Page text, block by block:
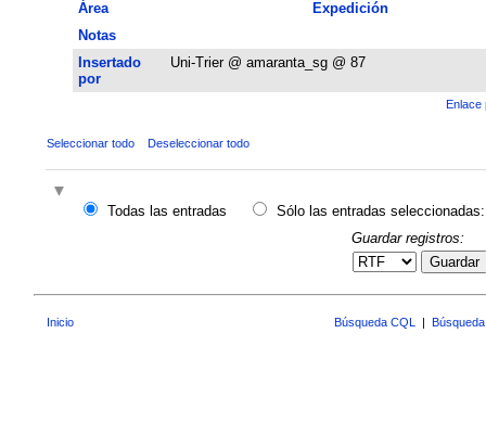
Área
Expedición
Notas
Insertado
por
Uni-Trier @ amaranta_sg @ 87
Enlace
Seleccionar todo Deseleccionar todo
Todas las entradas
Sólo las entradas seleccionadas:
Guardar registros:
Guardar
Inicio Búsqueda CQL